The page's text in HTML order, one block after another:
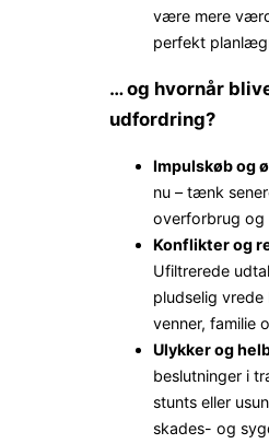
være mere
perfekt
… og hvornår
udfordring?
Impulskøb og
nu – tænk
overforbrug
Konflikter og
Ufiltrerede
pludselig vrede
venner, familie
Ulykker og
beslutninger i
stunts eller
skades- og